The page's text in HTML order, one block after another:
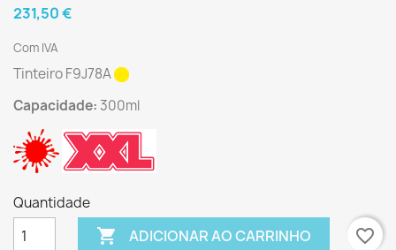
231,50 €
Com IVA
Tinteiro F9J78A
Capacidade: 300ml
Quantidade
 ADICIONAR AO CARRINHO favorite_border